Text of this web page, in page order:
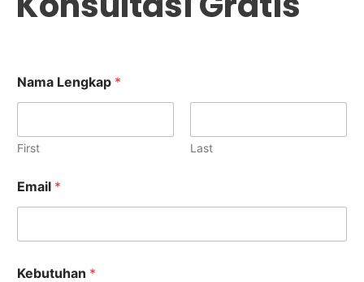
a
m
m
l
K
b
t
Nama Lengkap *
First Last
Email *
Kebutuhan *